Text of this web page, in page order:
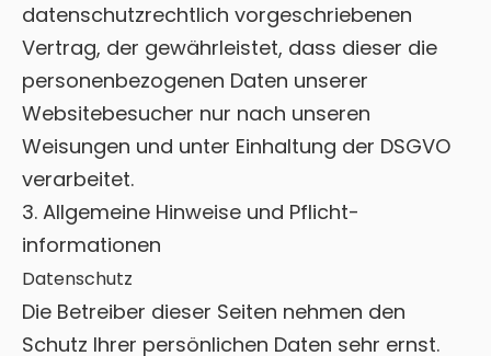
datenschutzrechtlich vorgeschriebenen
Vertrag, der gewährleistet, dass dieser die
personenbezogenen Daten unserer
Websitebesucher nur nach unseren
Weisungen und unter Einhaltung der DSGVO
verarbeitet.
3. Allgemeine Hinweise und Pflicht­
informationen
Datenschutz
Die Betreiber dieser Seiten nehmen den
Schutz Ihrer persönlichen Daten sehr ernst.